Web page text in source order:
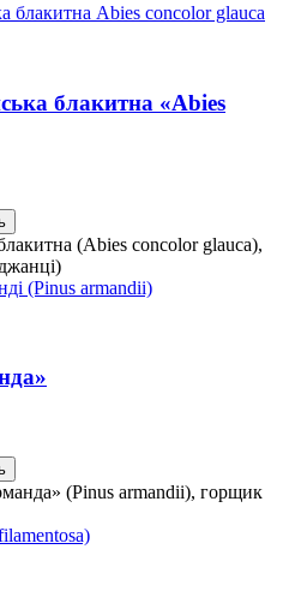
блакитна «Abies
(Abies concolor glauca),
(Pinus armandii), горщик